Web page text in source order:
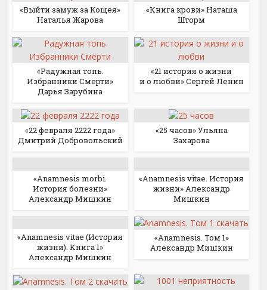
«Выйти замуж за Кощея»
Наталья Жарова
«Книга крови» Наташа
Шторм
«Радужная топь.
Избранники Смерти»
Дарья Зарубина
«21 история о жизни
и о любви» Сергей Ленин
«22 февраля 2222 года»
Дмитрий Добровольский
«25 часов» Ульяна
Захарова
«Anamnesis morbi.
История болезни»
Александр Мишкин
«Anamnesis vitae. История
жизни» Александр
Мишкин
«Anamnesis vitae (История
жизни). Книга 1»
Александр Мишкин
«Anamnesis. Том 1»
Александр Мишкин